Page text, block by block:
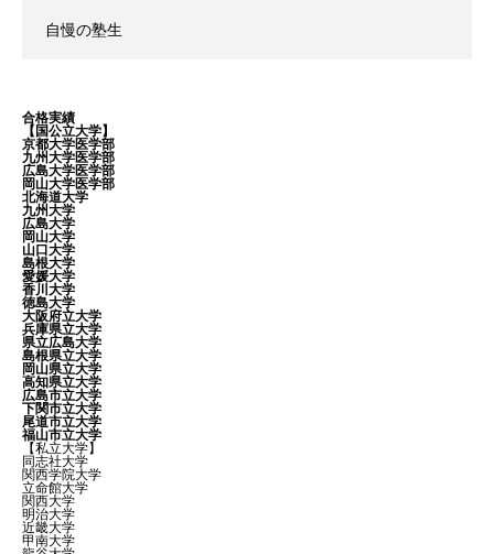
自慢の塾生
合格実績
【国公立大学】
京都大学医学部
九州大学医学部
広島大学医学部
岡山大学医学部
北海道大学
九州大学
広島大学
岡山大学
山口大学
島根大学
愛媛大学
香川大学
徳島大学
大阪府立大学
兵庫県立大学
県立広島大学
島根県立大学
岡山県立大学
高知県立大学
広島市立大学
下関市立大学
尾道市立大学
福山市立大学
【私立大学】
同志社大学
関西学院大学
立命館大学
関西大学
明治大学
近畿大学
甲南大学